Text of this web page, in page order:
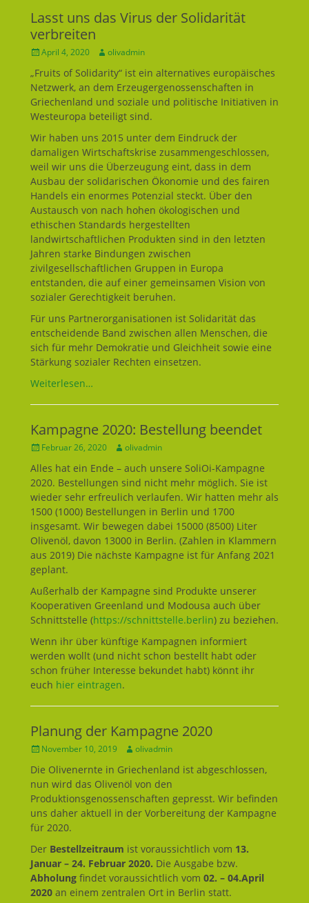
Lasst uns das Virus der Solidarität
verbreiten
Geposted
April 4, 2020 Autorolivadmin
„Fruits of Solidarity“ ist ein alternatives europäisches
Netzwerk, an dem Erzeugergenossenschaften in
Griechenland und soziale und politische Initiativen in
Westeuropa beteiligt sind.
Wir haben uns 2015 unter dem Eindruck der
damaligen Wirtschaftskrise zusammengeschlossen,
weil wir uns die Überzeugung eint, dass in dem
Ausbau der solidarischen Ökonomie und des fairen
Handels ein enormes Potenzial steckt. Über den
Austausch von nach hohen ökologischen und
ethischen Standards hergestellten
landwirtschaftlichen Produkten sind in den letzten
Jahren starke Bindungen zwischen
zivilgesellschaftlichen Gruppen in Europa
entstanden, die auf einer gemeinsamen Vision von
sozialer Gerechtigkeit beruhen.
Für uns Partnerorganisationen ist Solidarität das
entscheidende Band zwischen allen Menschen, die
sich für mehr Demokratie und Gleichheit sowie eine
Stärkung sozialer Rechten einsetzen.
Weiterlesen…
Kampagne 2020: Bestellung beendet
Geposted
Februar 26, 2020 Autorolivadmin
Alles hat ein Ende – auch unsere SoliOi-Kampagne
2020. Bestellungen sind nicht mehr möglich. Sie ist
wieder sehr erfreulich verlaufen. Wir hatten mehr als
1500 (1000) Bestellungen in Berlin und 1700
insgesamt. Wir bewegen dabei 15000 (8500) Liter
Olivenöl, davon 13000 in Berlin. (Zahlen in Klammern
aus 2019) Die nächste Kampagne ist für Anfang 2021
geplant.
Außerhalb der Kampagne sind Produkte unserer
Kooperativen Greenland und Modousa auch über
Schnittstelle (https://schnittstelle.berlin) zu beziehen.
Wenn ihr über künftige Kampagnen informiert
werden wollt (und nicht schon bestellt habt oder
schon früher Interesse bekundet habt) könnt ihr
euch hier eintragen.
Planung der Kampagne 2020
Geposted
November 10, 2019 Autorolivadmin
Die Olivenernte in Griechenland ist abgeschlossen,
nun wird das Olivenöl von den
Produktionsgenossenschaften gepresst. Wir befinden
uns daher aktuell in der Vorbereitung der Kampagne
für 2020.
Der Bestellzeitraum ist voraussichtlich vom 13.
Januar – 24. Februar 2020. Die Ausgabe bzw.
Abholung findet voraussichtlich vom 02. – 04.April
2020 an einem zentralen Ort in Berlin statt.